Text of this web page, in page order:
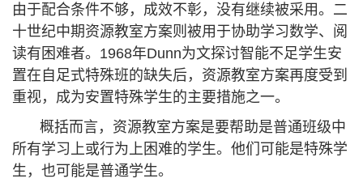
由于配合条件不够，成效不彰，没有继续被采用。二
十世纪中期资源教室方案则被用于协助学习数学、阅
读有困难者。1968年Dunn为文探讨智能不足学生安
置在自足式特殊班的缺失后，资源教室方案再度受到
重视，成为安置特殊学生的主要措施之一。
概括而言，资源教室方案是要帮助是普通班级中
所有学习上或行为上困难的学生。他们可能是特殊学
生，也可能是普通学生。